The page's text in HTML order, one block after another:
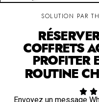
SOLUTION PAR
COFFRETS
PROFITER
ROUTINE
 
Envoyez un message